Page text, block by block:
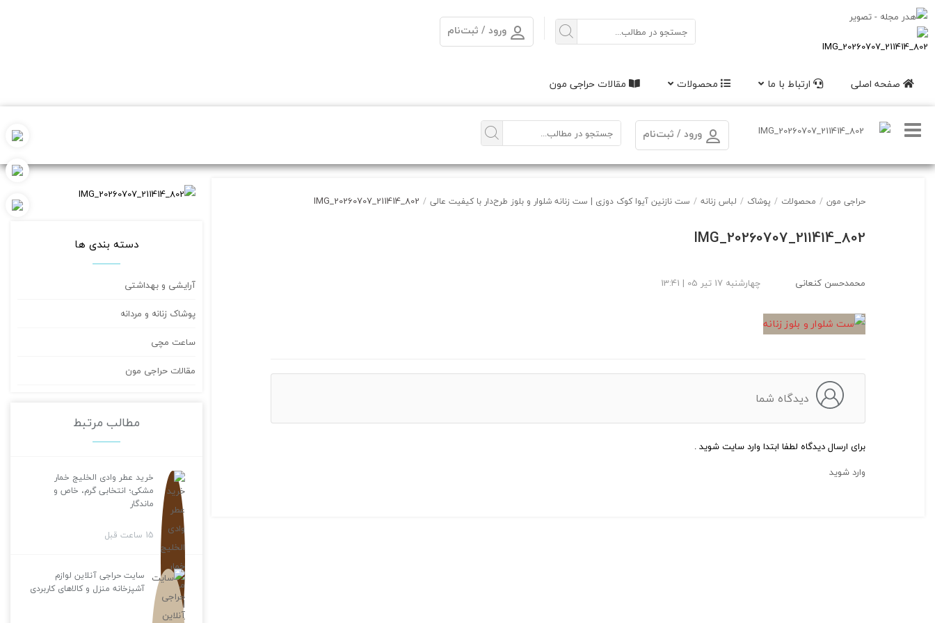
ورود / ثبت‌نام
صفحه اصلی ارتباط با ما محصولات مقالات حراجی مون
ورود / ثبت‌نام
حراجی مون / محصولات / پوشاک / لباس زنانه / ست نازنین آیوا کوک دوزی | ست زنانه شلوار و بلوز طرح‌دار با کیفیت عالی /
IMG_20260707_211414_802
IMG_20260707_211414_802
محمدحسن کنعانی چهارشنبه 17 تیر 05 | 13:41
دیدگاه شما
برای ارسال دیدگاه لطفا ابتدا وارد سایت شوید .
وارد شوید
دسته بندی ها
آرایشی و بهداشتی
پوشاک زنانه و مردانه
ساعت مچی
مقالات حراجی مون
مطالب مرتبط
خرید عطر وادی الخلیج خمار
مشکی؛ انتخابی گرم، خاص و
ماندگار
15 ساعت قبل
سایت حراجی آنلاین لوازم
آشپزخانه منزل و کالاهای کاربردی